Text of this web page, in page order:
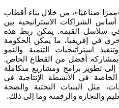
صناعيًا»، من خلال بناء أقطاب
الشراكات الاستراتيجية بين
سلاسل القيمة. يمكن ربط هذه
في إفريقيا، ما يمكن الحكومة
استراتيجيات التنمية والنمو
بمشاركة أفضل من القطاع الخاص.
تطوير برامج ومشاريع متكاملة
في الأنشطة الإنتاجية في
مثل البنيات التحتية والصحة
والتجارة والرقمنة وما إلى ذلك.